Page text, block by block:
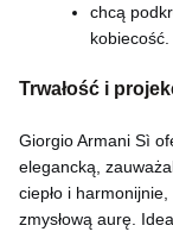
chcą
kobiecość.
Trwałość i
Giorgio Armani Sì
elegancką,
ciepło i harmonijnie,
zmysłową aurę.